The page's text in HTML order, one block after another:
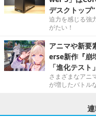
デスクトップ”
迫力を感じる強
がたい！
アニマや新要
erse新作『崩
「進化テスト
さまざまなアニ
が増したバトル